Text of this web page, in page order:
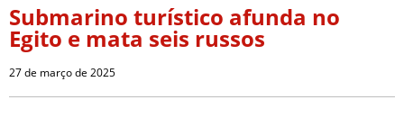
Submarino turístico afunda no
Egito e mata seis russos
27 de março de 2025